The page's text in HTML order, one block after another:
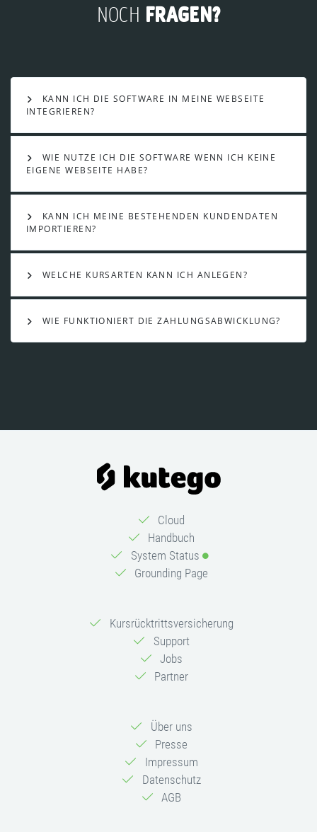
NOCH FRAGEN?
KANN ICH DIE SOFTWARE IN MEINE WEBSEITE
INTEGRIEREN?
WIE NUTZE ICH DIE SOFTWARE WENN ICH KEINE
EIGENE WEBSEITE HABE?
KANN ICH MEINE BESTEHENDEN KUNDENDATEN
IMPORTIEREN?
WELCHE KURSARTEN KANN ICH ANLEGEN?
WIE FUNKTIONIERT DIE ZAHLUNGSABWICKLUNG?
Cloud
Handbuch
System Status
Grounding Page
Kursrücktrittsversicherung
Support
Jobs
Partner
Über uns
Presse
Impressum
Datenschutz
AGB